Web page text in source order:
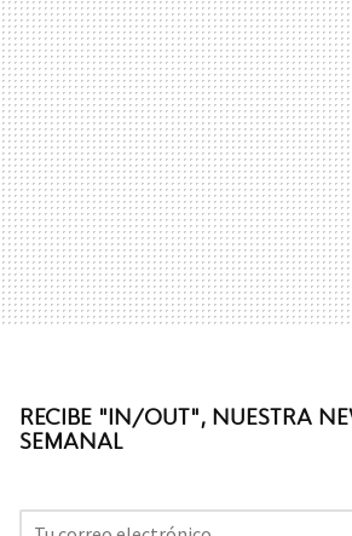
RECIBE "IN/OUT", NUESTRA
SEMANAL